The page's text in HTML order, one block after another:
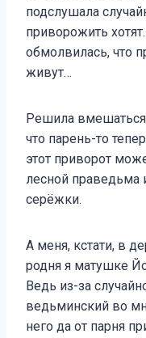
подслушала
приворожить
обмолвилась, что
живут…
Решила
что парень-то
этот приворот
лесной праведьма
серёжки.
А меня, кстати, в
родня я матушке
Ведь из-за
ведьминский во
него да от парня